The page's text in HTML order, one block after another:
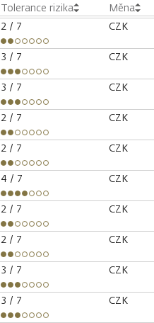
Tolerance rizika Měna
2 / 7 CZK
3 / 7 CZK
3 / 7 CZK
2 / 7 CZK
2 / 7 CZK
4 / 7 CZK
2 / 7 CZK
2 / 7 CZK
3 / 7 CZK
3 / 7 CZK